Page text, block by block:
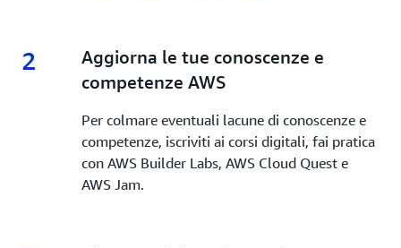
2 2.
Aggiorna le tue conoscenze e
competenze AWS
Per colmare eventuali lacune di conoscenze e
competenze, iscriviti ai corsi digitali, fai pratica
con AWS Builder Labs, AWS Cloud Quest e
AWS Jam.